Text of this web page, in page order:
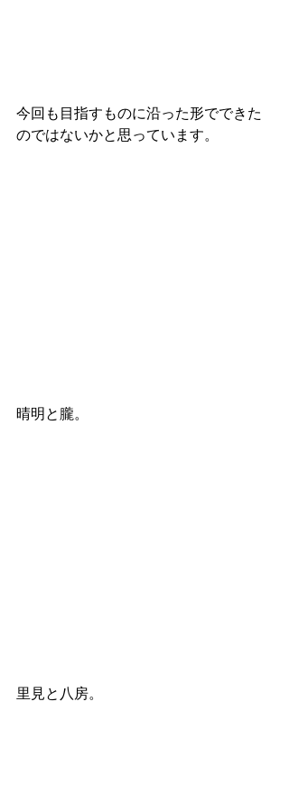
今回も目指すものに沿った形でできた
のではないかと思っています。
晴明と朧。
里見と八房。